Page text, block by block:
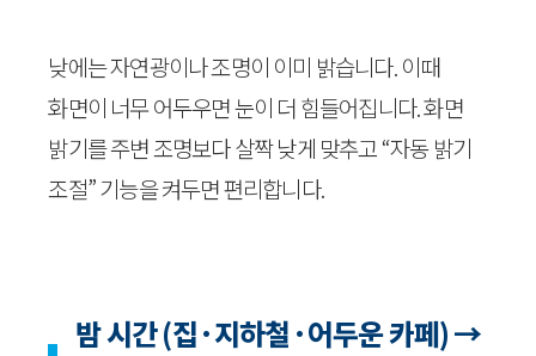
낮에는 자연광이나 조명이 이미 밝습니다. 이때
화면이 너무 어두우면 눈이 더 힘들어집니다. 화면
밝기를 주변 조명보다 살짝 낮게 맞추고 “자동 밝기
조절” 기능을 켜두면 편리합니다.
밤 시간 (집·지하철·어두운 카페) →